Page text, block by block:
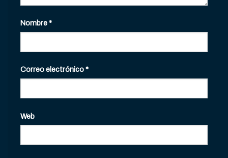
Nombre*
Correo electrónico*
Web